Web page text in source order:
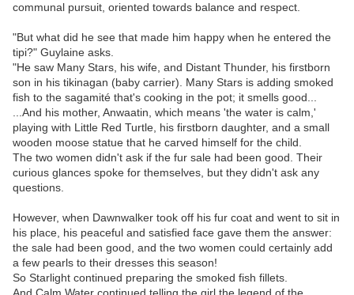
communal pursuit, oriented towards balance and respect.
"But what did he see that made him happy when he entered the
tipi?" Guylaine asks.
"He saw Many Stars, his wife, and Distant Thunder, his firstborn
son in his tikinagan (baby carrier). Many Stars is adding smoked
fish to the sagamité that's cooking in the pot; it smells good...
...And his mother, Anwaatin, which means 'the water is calm,'
playing with Little Red Turtle, his firstborn daughter, and a small
wooden moose statue that he carved himself for the child.
The two women didn't ask if the fur sale had been good. Their
curious glances spoke for themselves, but they didn't ask any
questions.
However, when Dawnwalker took off his fur coat and went to sit in
his place, his peaceful and satisfied face gave them the answer:
the sale had been good, and the two women could certainly add
a few pearls to their dresses this season!
So Starlight continued preparing the smoked fish fillets.